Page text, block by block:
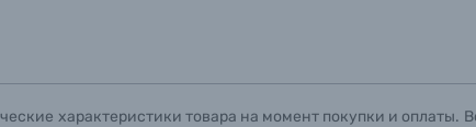
характеристики товара на момент покупки и оплаты.